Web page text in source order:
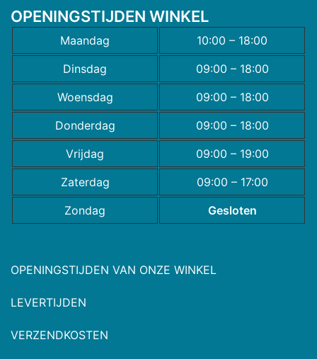
OPENINGSTIJDEN WINKEL
Maandag
10:00 – 18:00
Dinsdag
09:00 – 18:00
Woensdag
09:00 – 18:00
Donderdag
09:00 – 18:00
Vrijdag
09:00 – 19:00
Zaterdag
09:00 – 17:00
Zondag
Gesloten
OPENINGSTIJDEN VAN ONZE WINKEL
LEVERTIJDEN
VERZENDKOSTEN